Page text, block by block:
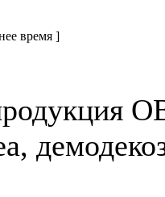
время ]